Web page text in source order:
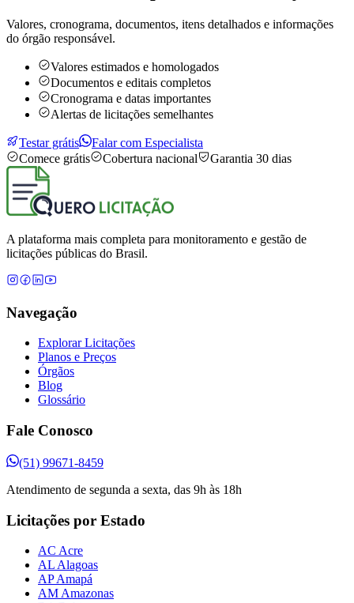
Valores, cronograma, documentos, itens detalhados e informações
do órgão responsável.
Valores estimados e homologados
Documentos e editais completos
Cronograma e datas importantes
Alertas de licitações semelhantes
Testar grátis
Falar com Especialista
Comece grátis
Cobertura nacional Garantia 30 dias
A plataforma mais completa para monitoramento e gestão de
licitações públicas do Brasil.
Navegação
Explorar Licitações
Planos e Preços
Órgãos
Blog
Glossário
Fale Conosco
(51) 99671-8459
Atendimento de segunda a sexta, das 9h às 18h
Licitações por Estado
AC Acre
AL Alagoas
AP Amapá
AM Amazonas